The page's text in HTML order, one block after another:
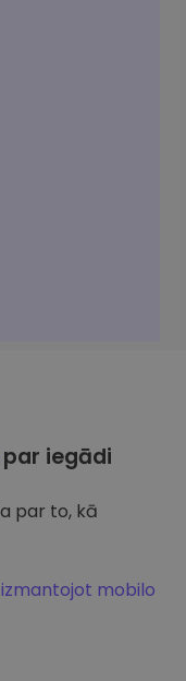
par iegādi
par to, kā
mobilo